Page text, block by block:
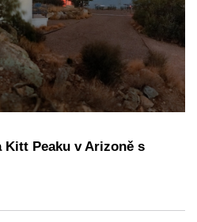
Kitt Peaku v Arizoně s